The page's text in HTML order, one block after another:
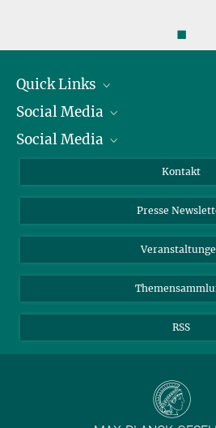
◼
Quick Links
Präsident
Zahlen und Fakten
Meldestelle Fehlverhalten
Social Media
Bluesky
TikTok
Social Media
Instagram
YouTube
Kontakt
Presse
RSS